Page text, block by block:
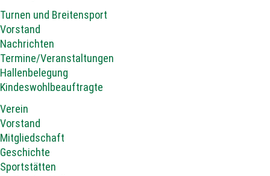
Turnen und Breitensport
Vorstand
Nachrichten
Termine/Veranstaltungen
Hallenbelegung
Kindeswohlbeauftragte
Verein
Vorstand
Mitgliedschaft
Geschichte
Sportstätten